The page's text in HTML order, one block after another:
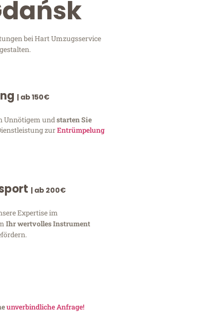
bei Hart Umzugsservice
| ab 150€
Unnötigem undstarten Sie
zurEntrümpelung
| ab 200€
Expertise im
Ihr wertvolles Instrument
unverbindliche Anfrage!